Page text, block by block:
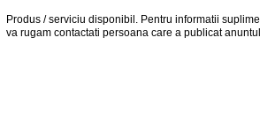
Produs / serviciu disponibil . Pentru informatii
va rugam contactati persoana care a publicat